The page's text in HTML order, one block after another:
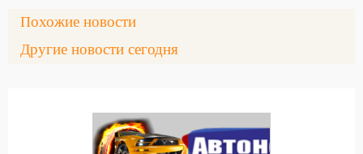
Похожие новости
Другие новости сегодня